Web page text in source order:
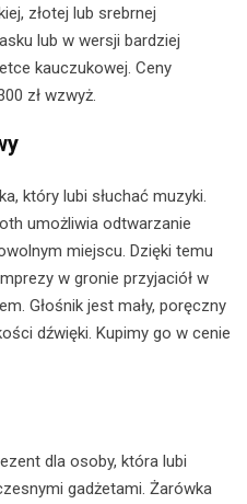
złotej lub srebrnej
lub w wersji bardziej
kauczukowej. Ceny
zł wzwyż.
który lubi słuchać muzyki.
umożliwia odtwarzanie
miejscu. Dzięki temu
w gronie przyjaciół w
Głośnik jest mały, poręczny
dźwięki. Kupimy go w cenie
dla osoby, która lubi
gadżetami. Żarówka